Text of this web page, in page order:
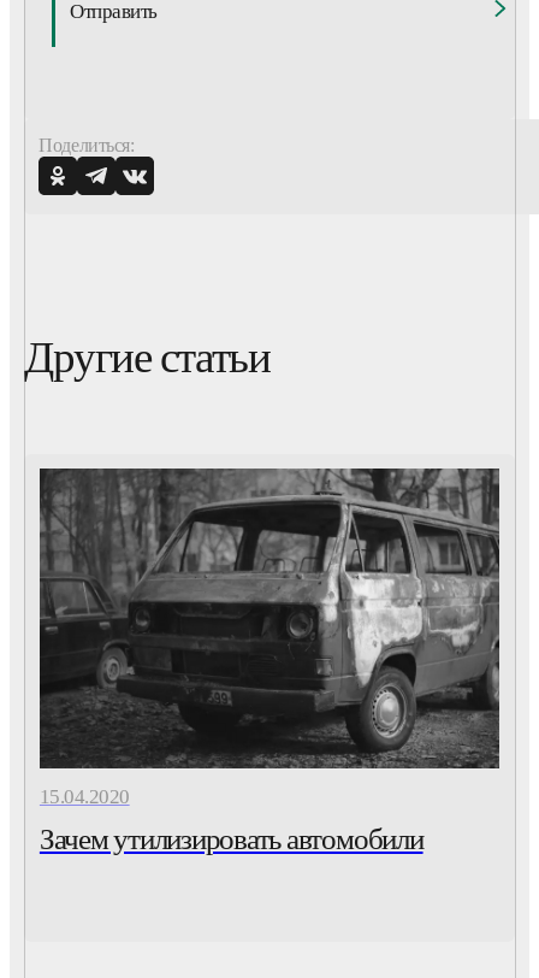
Отправить
Поделиться:
Другие статьи
15.04.2020
Зачем утилизировать автомобили